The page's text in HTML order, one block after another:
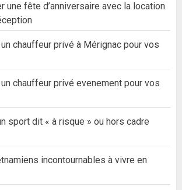
une fête d’anniversaire avec la location
chauffeur privé à Mérignac pour vos
chauffeur privé evenement pour vos
sport dit « à risque » ou hors cadre
incontournables à vivre en